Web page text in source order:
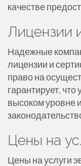
качестве
Лицензии
Надежные
лицензии и
право на
гарантирует,
высоком уровне
Цены на
Цены на услуги